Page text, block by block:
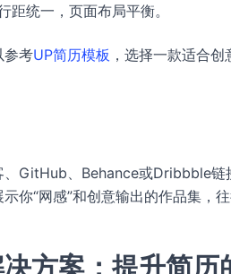
距统一，页面布局平衡。
参考UP简历模板 ，选择一款适合
GitHub、Behance或Dribbble
示你“网感”和创意输出的作品集，
方案：提升简历